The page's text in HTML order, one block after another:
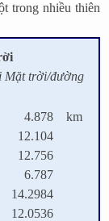
trong nhiều thiên
Mặt trời/đường
4.878
12.104
12.756
6.787
14.2984
12.0536
km